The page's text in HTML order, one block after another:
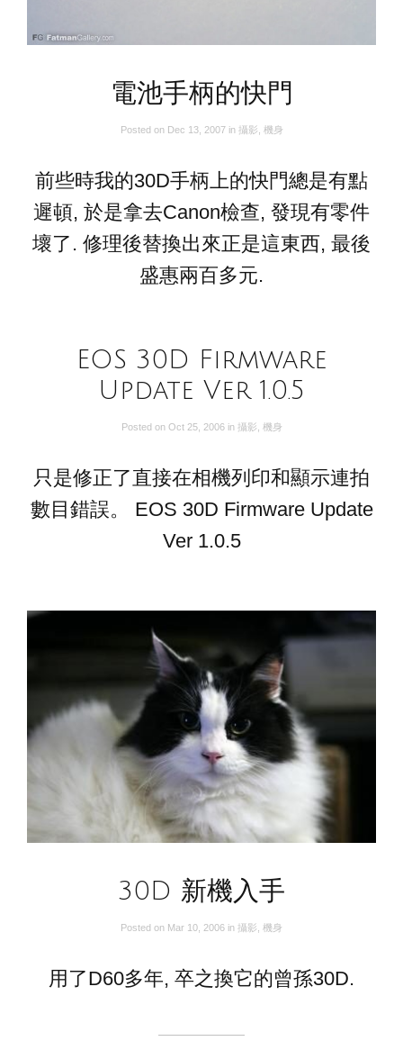
電池手柄的快門
Posted on Dec 13, 2007 in 攝影 機身
前些時我的30D手柄上的快門總是有點
遲頓, 於是拿去Canon檢查, 發現有零件
壞了. 修理後替換出來正是這東西, 最後
盛惠兩百多元.
EOS 30D Firmware
Update Ver 1.0.5
Posted on Oct 25, 2006 in 攝影 機身
只是修正了直接在相機列印和顯示連拍
數目錯誤。 EOS 30D Firmware Update
Ver 1.0.5
30D 新機入手
Posted on Mar 10, 2006 in 攝影 機身
用了D60多年, 卒之換它的曾孫30D.